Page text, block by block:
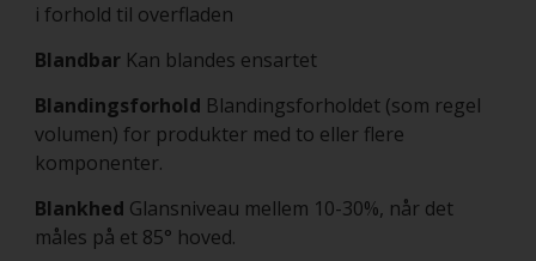
i forhold til overfladen
Blandbar Kan blandes ensartet
Blandingsforhold Blandingsforholdet (som regel
volumen) for produkter med to eller flere
komponenter.
Blankhed Glansniveau mellem 10-30%, når det
måles på et 85° hoved.